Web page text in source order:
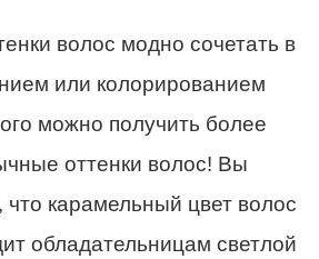
волос модно сочетать в
или колорированием
можно получить более
оттенки волос! Вы
карамельный цвет волос
обладательницам светлой